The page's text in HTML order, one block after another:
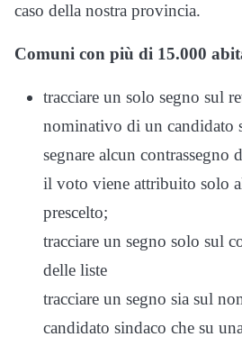
caso della nostra provincia.
Comuni con più di 15.000
tracciare un solo segno sul
nominativo di un candidato
segnare alcun contrassegno
il voto viene attribuito solo
prescelto;
tracciare un segno solo sul
delle liste
tracciare un segno sia sul
candidato sindaco che su